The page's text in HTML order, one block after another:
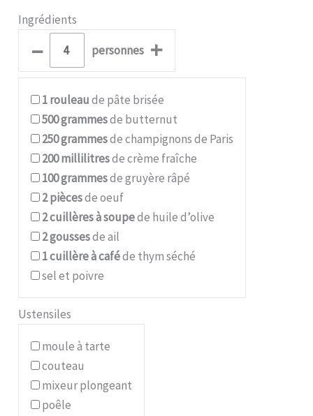
Ingrédients
– personnes +
1rouleaude pâte brisée
500grammesde butternut
250grammesde champignons de Paris
200millilitresde crème fraîche
100grammesde gruyère râpé
2piècesde oeuf
2cuillères à soupede huile d’olive
2goussesde ail
1cuillère à caféde thym séché
sel et poivre
Ustensiles
moule à tarte
couteau
mixeur plongeant
poêle